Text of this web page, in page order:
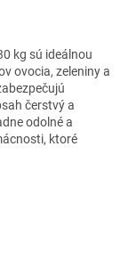
kg sú ideálnou
ovocia, zeleniny a
čerstvý a
odolné a
ktoré